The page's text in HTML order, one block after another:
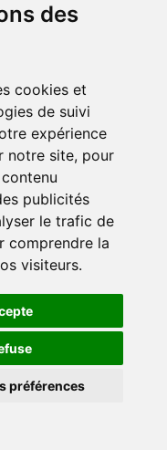
des
cookies et
de suivi
expérience
notre site, pour
publicités
le trafic de
comprendre la
visiteurs.
préférences